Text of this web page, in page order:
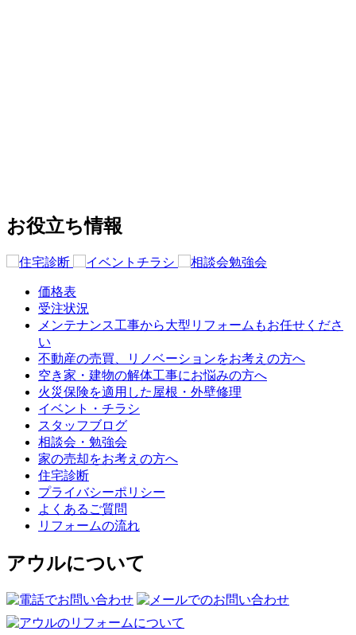
お役立ち情報
価格表
受注状況
メンテナンス工事から大型リフォームもお任せくださ
い
不動産の売買、リノベーションをお考えの方へ
空き家・建物の解体工事にお悩みの方へ
火災保険を適用した屋根・外壁修理
イベント・チラシ
スタッフブログ
相談会・勉強会
家の売却をお考えの方へ
住宅診断
プライバシーポリシー
よくあるご質問
リフォームの流れ
アウルについて